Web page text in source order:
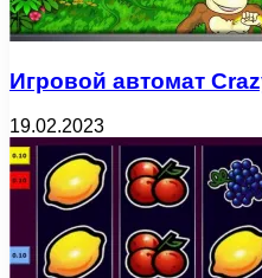
Игровой автомат
19.02.2023